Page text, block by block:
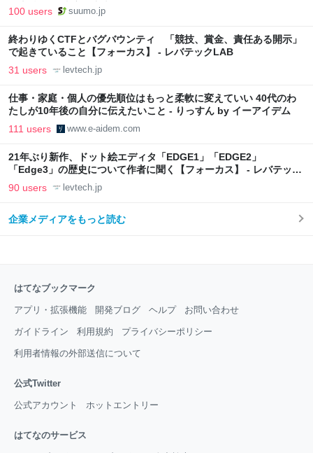
向上”戦略 東京・中央区
100 users suumo.jp
終わりゆくCTFとバグバウンティ 「競技、賞金、責任ある開示」
で起きていること【フォーカス】 - レバテックLAB
31 users levtech.jp
仕事・家庭・個人の優先順位はもっと柔軟に変えていい 40代のわ
たしが10年後の自分に伝えたいこと - りっすん by イーアイデム
111 users www.e-aidem.com
21年ぶり新作、ドット絵エディタ「EDGE1」「EDGE2」
「Edge3」の歴史について作者に聞く【フォーカス】 - レバテック
LAB
90 users levtech.jp
企業メディアをもっと読む
はてなブックマーク
アプリ・拡張機能 開発ブログ ヘルプ お問い合わせ
ガイドライン 利用規約 プライバシーポリシー
利用者情報の外部送信について
公式Twitter
公式アカウント ホットエントリー
はてなのサービス